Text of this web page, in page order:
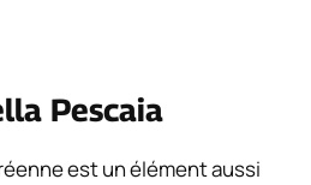
Pescaia
est un élément aussi